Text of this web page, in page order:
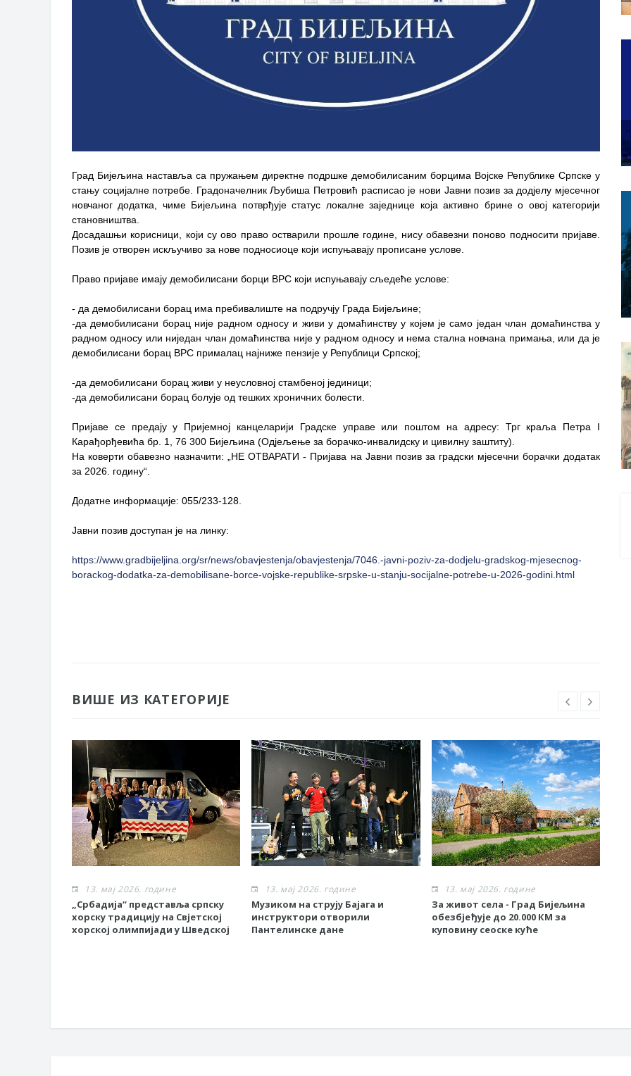
Град Бијељина наставља са пружањем директне подршке демобилисаним борцима Војске Републике Српске у
стању социјалне потребе. Градоначелник Љубиша Петровић расписао је нови Јавни позив за додјелу мјесечног
новчаног додатка, чиме Бијељина потврђује статус локалне заједнице која активно брине о овој категорији
становништва.
Досадашњи корисници, који су ово право остварили прошле године, нису обавезни поново подносити пријаве.
Позив је отворен искључиво за нове подносиоце који испуњавају прописане услове.
Право пријаве имају демобилисани борци ВРС који испуњавају сљедеће услове:
- да демобилисани борац има пребивалиште на подручју Града Бијељине;
-да демобилисани борац није радном односу и живи у домаћинству у којем је само један члан домаћинства у
радном односу или ниједан члан домаћинства није у радном односу и нема стална новчана примања, или да је
демобилисани борац ВРС прималац најниже пензије у Републици Српској;
-да демобилисани борац живи у неусловној стамбеној јединици;
-да демобилисани борац болује од тешких хроничних болести.
Пријаве се предају у Пријемној канцеларији Градске управе или поштом на адресу: Трг краља Петра I
Карађорђевића бр. 1, 76 300 Бијељина (Одјељење за борачко-инвалидску и цивилну заштиту).
На коверти обавезно назначити: „НЕ ОТВАРАТИ - Пријава на Јавни позив за градски мјесечни борачки додатак
за 2026. годину“.
Додатне информације: 055/233-128.
Jавни позив доступан је на линку:
https://www.gradbijeljina.org/sr/news/obavjestenja/obavjestenja/7046.-javni-poziv-za-dodjelu-gradskog-mjesecnog-
borackog-dodatka-za-demobilisane-borce-vojske-republike-srpske-u-stanju-socijalne-potrebe-u-2026-godini.html
ВИШЕ ИЗ КАТЕГОРИЈЕ
13. мај 2026. године
„Србадија“ представља српску
хорску традицију на Свјетској
хорској олимпијади у Шведској
13. мај 2026. године
Музиком на струју Бајага и
инструктори отворили
Пантелинске дане
13. мај 2026. године
За живот села - Град Бијељина
обезбјеђује до 20.000 КМ за
куповину сеоске куће